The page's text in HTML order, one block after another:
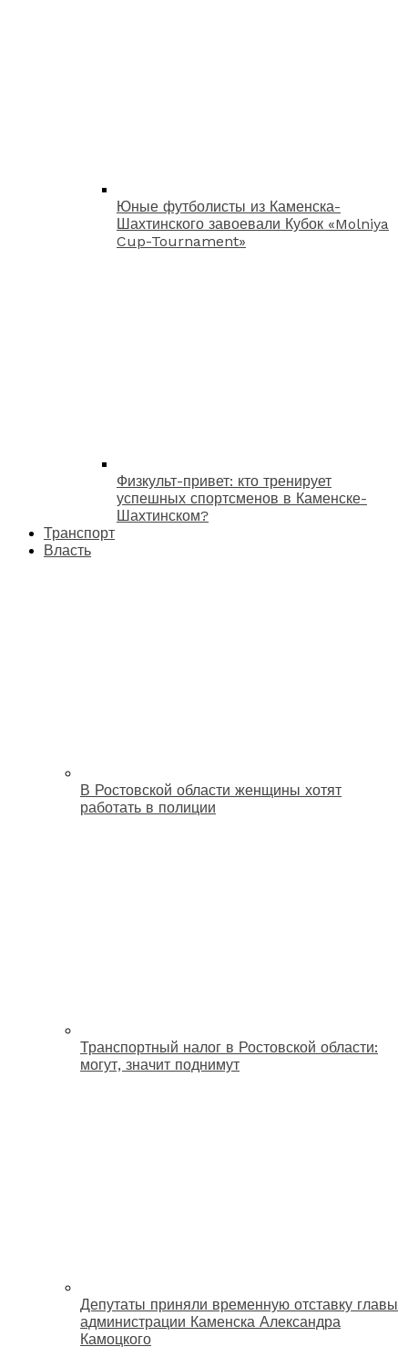
Юные футболисты из Каменска-
Шахтинского завоевали Кубок «Molniya
Cup-Tournament»
Физкульт-привет: кто тренирует
успешных спортсменов в Каменске-
Шахтинском?
Транспорт
Власть
В Ростовской области женщины хотят
работать в полиции
Транспортный налог в Ростовской области:
могут, значит поднимут
Депутаты приняли временную отставку главы
администрации Каменска Александра
Камоцкого